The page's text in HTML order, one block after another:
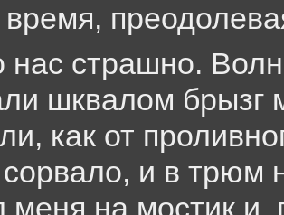
время,
нас страшно.
шквалом брызг
как от
и в трюм
меня на мостик и,